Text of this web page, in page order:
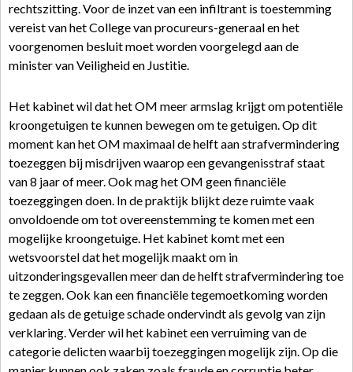
rechtszitting. Voor de inzet van een infiltrant is toestemming
vereist van het College van procureurs-generaal en het
voorgenomen besluit moet worden voorgelegd aan de
minister van Veiligheid en Justitie.
Het kabinet wil dat het OM meer armslag krijgt om potentiële
kroongetuigen te kunnen bewegen om te getuigen. Op dit
moment kan het OM maximaal de helft aan strafvermindering
toezeggen bij misdrijven waarop een gevangenisstraf staat
van 8 jaar of meer. Ook mag het OM geen financiële
toezeggingen doen. In de praktijk blijkt deze ruimte vaak
onvoldoende om tot overeenstemming te komen met een
mogelijke kroongetuige. Het kabinet komt met een
wetsvoorstel dat het mogelijk maakt om in
uitzonderingsgevallen meer dan de helft strafvermindering toe
te zeggen. Ook kan een financiële tegemoetkoming worden
gedaan als de getuige schade ondervindt als gevolg van zijn
verklaring. Verder wil het kabinet een verruiming van de
categorie delicten waarbij toezeggingen mogelijk zijn. Op die